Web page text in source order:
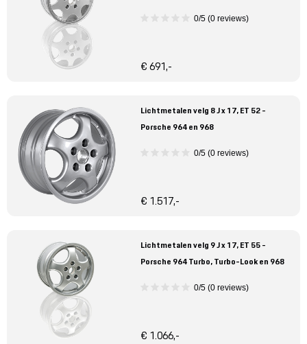
0/5 (0 reviews)
€ 691,-
Lichtmetalen velg 8 J x 17, ET 52 -
Porsche 964 en 968
0/5 (0 reviews)
€ 1.517,-
Lichtmetalen velg 9 J x 17, ET 55 -
Porsche 964 Turbo, Turbo-Look en 968
0/5 (0 reviews)
€ 1.066,-